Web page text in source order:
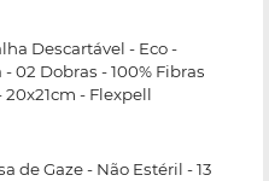
Descartável - Eco -
02 Dobras - 100% Fibras
20x21cm - Flexpell
de Gaze - Não Estéril - 13